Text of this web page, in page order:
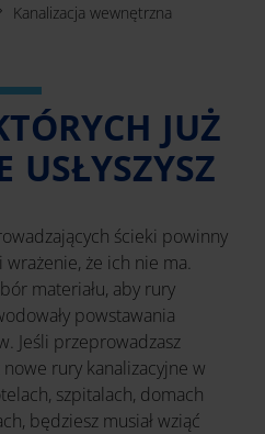
Kanalizacja wewnętrzna
JUŻ
USŁYSZYSZ
ścieki powinny
wrażenie, że ich nie ma.
materiału, aby rury
powstawania
Jeśli przeprowadzasz
rury kanalizacyjne w
szpitalach, domach
będziesz musiał wziąć